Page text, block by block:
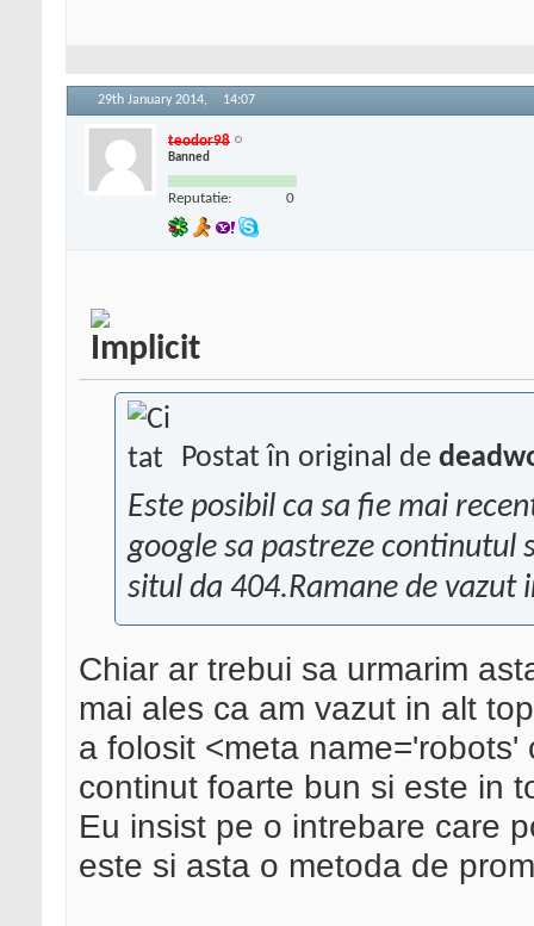
29th January 2014, 14:07
teodor98
Banned
Reputatie: 0
Postat în original de
Este posibil ca sa fie mai
google sa pastreze continutul
situl da 404.Ramane de vazut
Chiar ar trebui sa urmarim
mai ales ca am vazut in alt
a folosit <meta
continut foarte bun si este in
Eu insist pe o intrebare care
este si asta o metoda de